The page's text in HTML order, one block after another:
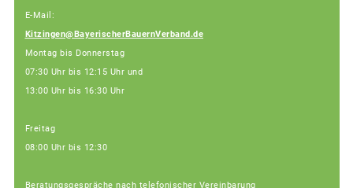
E-Mail:
Kitzingen@BayerischerBauernVerband.de
Montag bis Donnerstag
07:30 Uhr bis 12:15 Uhr und
13:00 Uhr bis 16:30 Uhr
Freitag
08:00 Uhr bis 12:30
Beratungsgespräche nach telefonischer Vereinbarung